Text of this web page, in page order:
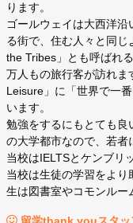
ります。
ゴールウェイは大西洋
る街で、住む人々と同
the Tribes」とも呼ばれ
万人もの旅行客が訪れ
Leisure」に「世界で一
います。
勉強をするにもとても良
の大学都市なので、若者
当校はIELTSとケンブリ
当校は生徒の学習をよ
生は図書室やコモンルー